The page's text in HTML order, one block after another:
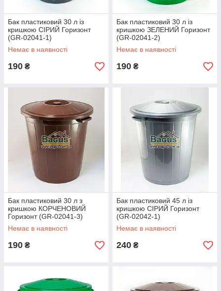
Бак пластиковий 30 л із
кришкою СІРИЙ Горизонт
(GR-02041-1)
Немає в наявності
190 ₴
Бак пластиковий 30 л із
кришкою ЗЕЛЕНИЙ Горизонт
(GR-02041-2)
Немає в наявності
190 ₴
Бак пластиковий 30 л з
кришкою КОРЧЕНОВИЙ
Горизонт (GR-02041-3)
Немає в наявності
190 ₴
Бак пластиковий 45 л із
кришкою СІРИЙ Горизонт
(GR-02042-1)
Немає в наявності
240 ₴